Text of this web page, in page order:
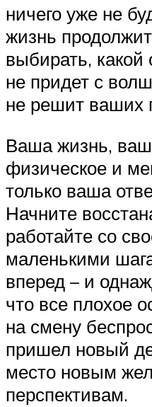
ничего уже не
жизнь
выбирать, какой
не придет с
не решит ваших
Ваша жизнь,
физическое и
только ваша
Начните
работайте со
маленькими
вперед – и
что все плохое
на смену
пришел новый
место новым
перспективам.